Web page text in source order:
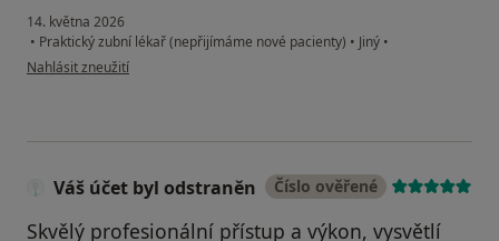
14. května 2026
• Praktický zubní lékař (nepřijímáme nové pacienty) • Jiný •
podle názoru uživatele Jana
Nahlásit zneužití
Váš účet byl odstraněn Číslo ověřené
Skvělý profesionální přístup a výkon, vysvětlí